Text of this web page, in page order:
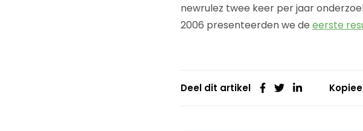
newrulez twee keer per jaar
2006 presenteerden we de eerste
Deel dit artikel